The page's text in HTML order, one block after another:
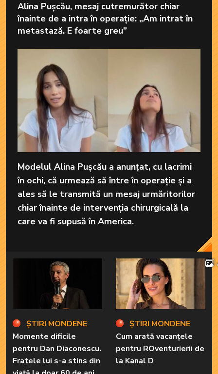
Alina Pușcău, mesaj cutremurător chiar
înainte de a intra în operație: „Am intrat în
metastază. E foarte greu”
Modelul Alina Pușcău a anunțat, cu lacrimi
în ochi, că urmează să între în operație și a
ales să le transmită un mesaj urmăritorilor
chiar înainte de intervenția chirurgicală la
care va fi supusă în America.
ȘTIRI MONDENE
Momente dificile
pentru Dan Diaconescu.
Fratele lui s-a stins din
ȘTIRI MONDENE
Cum arată vacanțele
pentru ROventurierii de
la Kanal D